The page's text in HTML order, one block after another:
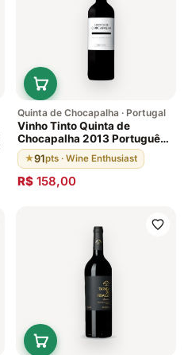
Quinta de Chocapalha · Portugal
Vinho Tinto Quinta de
Chocapalha 2013 Português
92 pts
★91pts · Wine Enthusiast
R$ 158,00